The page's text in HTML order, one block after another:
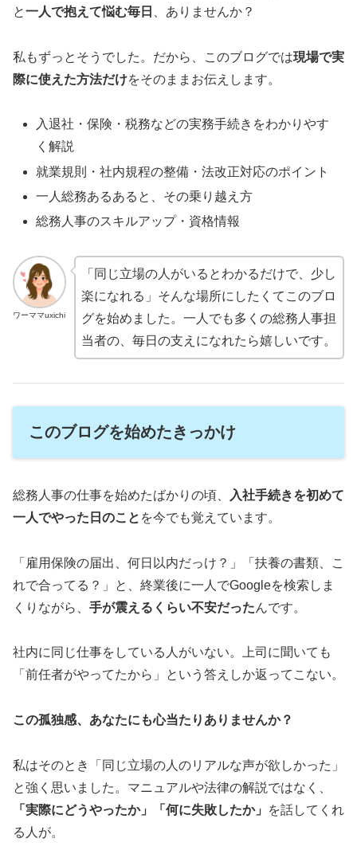
と一人で抱えて悩む毎日 、ありませんか？
私もずっとそうでした。だから、このブログでは現場で実
際に使えた方法だけをそのままお伝えします。
入退社・保険・税務などの実務手続きをわかりやす
く解説
就業規則・社内規程の整備・法改正対応のポイント
一人総務あるあると、その乗り越え方
総務人事のスキルアップ・資格情報
ワーママuxichi
「同じ立場の人がいるとわかるだけで、少し
楽になれる」そんな場所にしたくてこのブロ
グを始めました。一人でも多くの総務人事担
当者の、毎日の支えになれたら嬉しいです。
このブログを始めたきっかけ
総務人事の仕事を始めたばかりの頃、
入社手続きを初めて
一人でやった日のこと を今でも覚えています。
「雇用保険の届出、何日以内だっけ？」「扶養の書類、こ
れで合ってる？」と、終業後に一人でGoogleを検索しま
くりながら、 手が震えるくらい不安だったんです。
社内に同じ仕事をしている人がいない。上司に聞いても
「前任者がやってたから」という答えしか返ってこない。
この孤独感、あなたにも心当たりありませんか？
私はそのとき「同じ立場の人のリアルな声が欲しかった」
と強く思いました。マニュアルや法律の解説ではなく、
「実際にどうやったか」「何に失敗したか」
を話してくれ
る人が。